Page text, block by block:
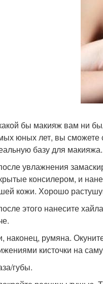
бы макияж вам ни
юных лет, вы сможете
базу для макияжа.
увлажнения
консилером, и
кожи. Хорошо
этого нанесите
наконец, румяна.
кисточки на
губы.